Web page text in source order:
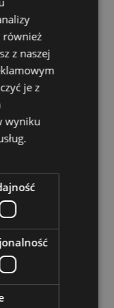
niedostępny
1 037,00 zł
O DOSTĘPNOŚCI
Birch Floor
1 037,00 zł
O DOSTĘPNOŚCI
również
z naszej
je z
wyniku